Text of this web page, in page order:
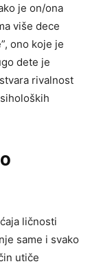
je on/ona
više dece
ono koje je
dete je
rivalnost
ličnosti
same i svako
utiče